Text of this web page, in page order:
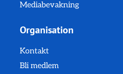
Mediabevakning
Organisation
Kontakt
Bli medlem